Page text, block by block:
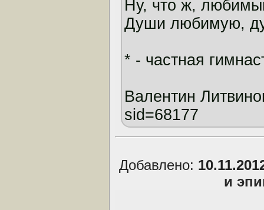
Ну, что ж,
Души любимую,
* - частная
Валентин
sid=68177
Добавлено:
и